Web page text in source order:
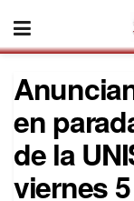
en
de la
viernes